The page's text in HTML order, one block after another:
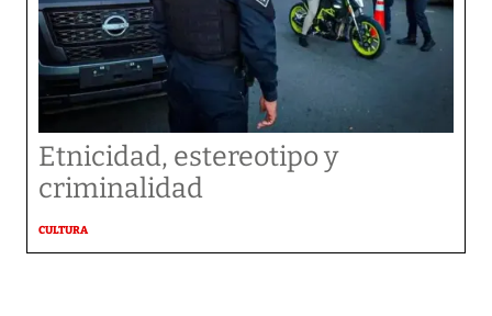
Etnicidad, estereotipo y
criminalidad
CULTURA